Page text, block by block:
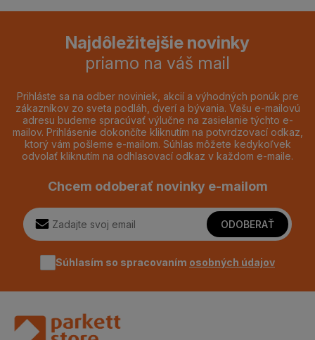
Najdôležitejšie novinky
priamo na váš mail
Prihláste sa na odber noviniek, akcií a výhodných ponúk pre
zákazníkov zo sveta podláh, dverí a bývania. Vašu e-mailovú
adresu budeme spracúvať výlučne na zasielanie týchto e-
mailov. Prihlásenie dokončíte kliknutím na potvrdzovací odkaz,
ktorý vám pošleme e-mailom. Súhlas môžete kedykoľvek
odvolať kliknutím na odhlasovací odkaz v každom e-maile.
Chcem odoberať novinky e-mailom
ODOBERAŤ
Súhlasím so spracovaním osobných údajov